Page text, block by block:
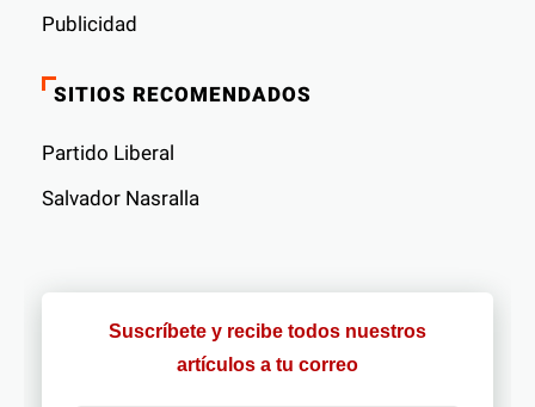
Publicidad
SITIOS RECOMENDADOS
Partido Liberal
Salvador Nasralla
Suscríbete y recibe todos nuestros
artículos a tu correo